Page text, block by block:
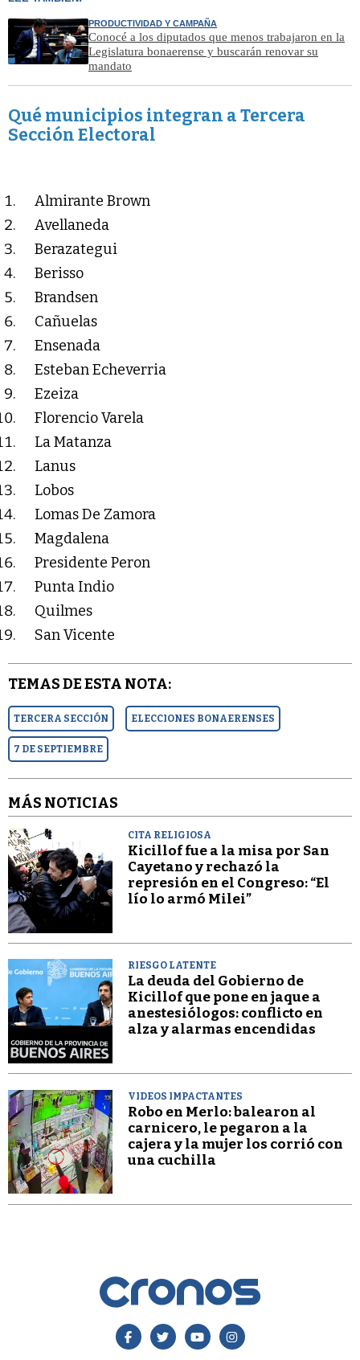
PRODUCTIVIDAD Y CAMPAÑA
Conocé a los diputados que menos trabajaron en la
Legislatura bonaerense y buscarán renovar su
mandato
Qué municipios integran a Tercera
Sección Electoral
Almirante Brown
Avellaneda
Berazategui
Berisso
Brandsen
Cañuelas
Ensenada
Esteban Echeverria
Ezeiza
Florencio Varela
La Matanza
Lanus
Lobos
Lomas De Zamora
Magdalena
Presidente Peron
Punta Indio
Quilmes
San Vicente
TEMAS DE ESTA NOTA:
TERCERA SECCIÓN ELECCIONES BONAERENSES
7 DE SEPTIEMBRE
MÁS NOTICIAS
CITA RELIGIOSA
Kicillof fue a la misa por San
Cayetano y rechazó la
represión en el Congreso: “El
lío lo armó Milei”
RIESGO LATENTE
La deuda del Gobierno de
Kicillof que pone en jaque a
anestesiólogos: conflicto en
alza y alarmas encendidas
VIDEOS IMPACTANTES
Robo en Merlo: balearon al
carnicero, le pegaron a la
cajera y la mujer los corrió con
una cuchilla